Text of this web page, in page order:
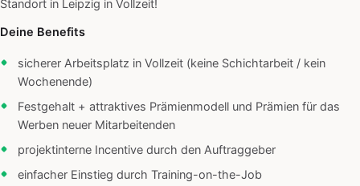
Standort in Leipzig in Vollzeit!
Deine Benefits
sicherer Arbeitsplatz in Vollzeit (keine Schichtarbeit / kein
Wochenende)
Festgehalt + attraktives Prämienmodell und Prämien für das
Werben neuer Mitarbeitenden
projektinterne Incentive durch den Auftraggeber
einfacher Einstieg durch Training-on-the-Job